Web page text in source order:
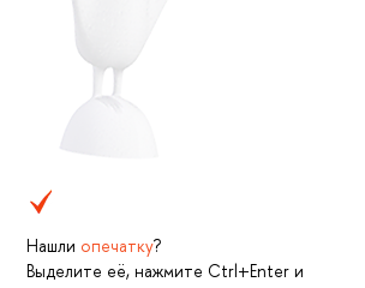
Нашли опечатку?
Выделите её, нажмите Ctrl+Enter и